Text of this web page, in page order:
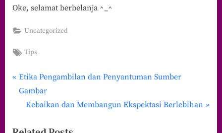
Oke, selamat berbelanja ^_^
Uncategorized
Tags:
Tips
Navigasi
pos
P
r
Etika Pengambilan dan Penyantuman Sumber
Gambar
N
Kebaikan dan Membangun Ekspektasi Berlebihan